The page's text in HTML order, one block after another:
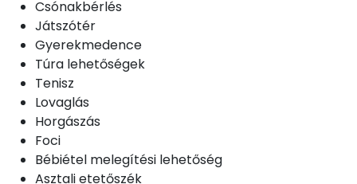
Csónakbérlés
Játszótér
Gyerekmedence
Túra lehetőségek
Tenisz
Lovaglás
Horgászás
Foci
Bébiétel melegítési lehetőség
Asztali etetőszék